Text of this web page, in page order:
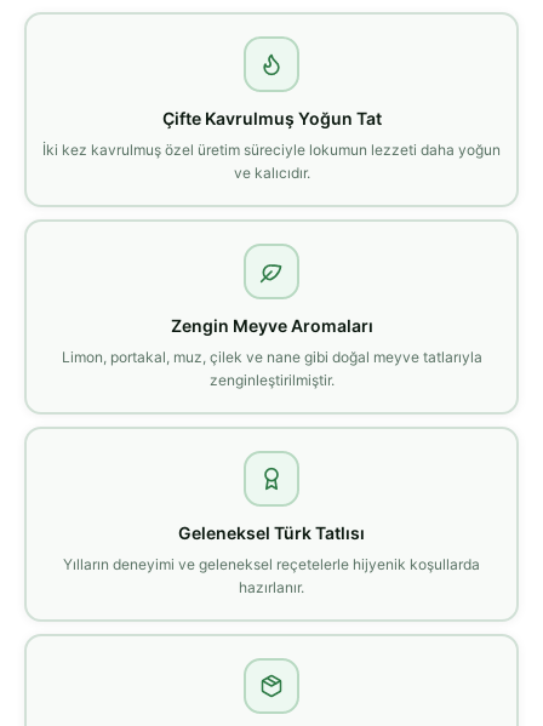
Çifte Kavrulmuş Yoğun Tat
İki kez kavrulmuş özel üretim süreciyle lokumun lezzeti daha yoğun
ve kalıcıdır.
Zengin Meyve Aromaları
Limon, portakal, muz, çilek ve nane gibi doğal meyve tatlarıyla
zenginleştirilmiştir.
Geleneksel Türk Tatlısı
Yılların deneyimi ve geleneksel reçetelerle hijyenik koşullarda
hazırlanır.